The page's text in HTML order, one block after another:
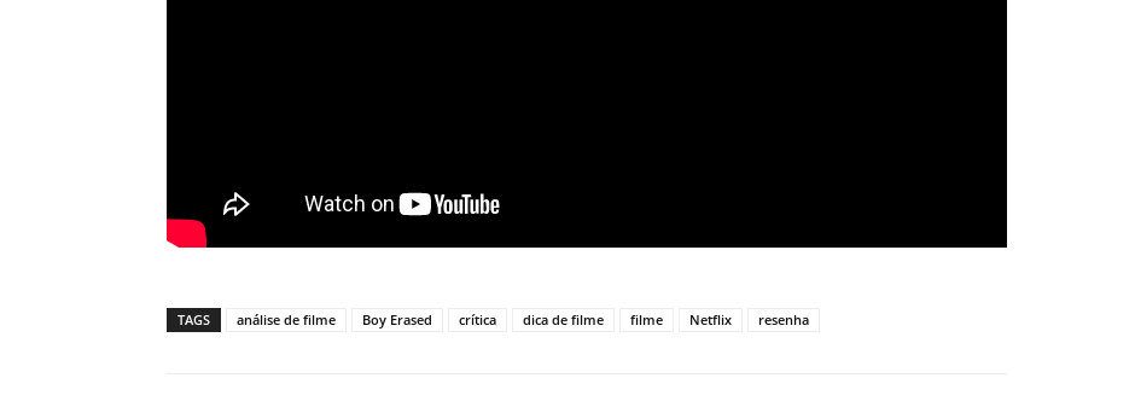
TAGS análise de filme Boy Erased crítica dica de filme filme Netflix resenha